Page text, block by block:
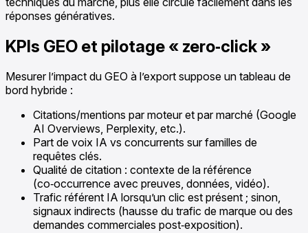
réponses génératives.
KPIs GEO et pilotage « zero‑click »
Mesurer l’impact du GEO à l’export suppose un tableau de
bord hybride :
Citations/mentions par moteur et par marché (Google
AI Overviews, Perplexity, etc.).
Part de voix IA vs concurrents sur familles de
requêtes clés.
Qualité de citation : contexte de la référence
(co‑occurrence avec preuves, données, vidéo).
Trafic référent IA lorsqu’un clic est présent ; sinon,
signaux indirects (hausse du trafic de marque ou des
demandes commerciales post‑exposition).